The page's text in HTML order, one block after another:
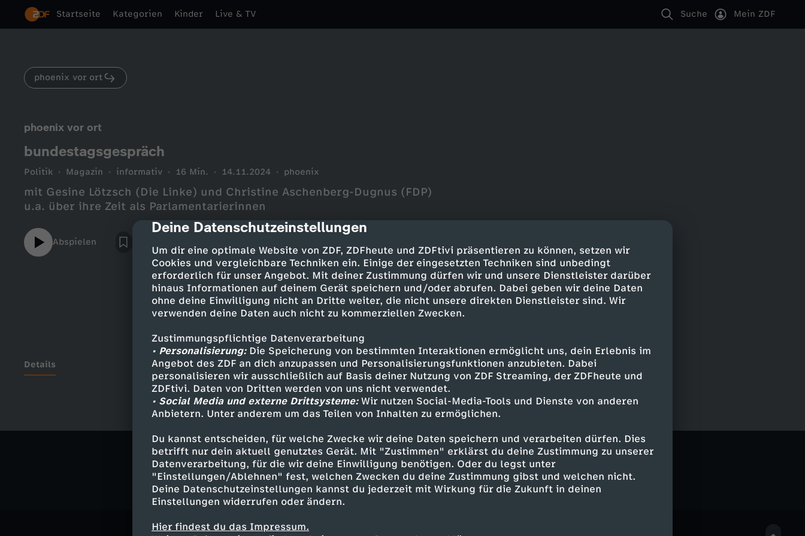
cmp-dialog-description
Deine Datenschutzeinstellungen
Um dir eine optimale Website von ZDF, ZDFheute und ZDFtivi präsentieren zu können, setzen wir
Cookies und vergleichbare Techniken ein. Einige der eingesetzten Techniken sind unbedingt
erforderlich für unser Angebot. Mit deiner Zustimmung dürfen wir und unsere Dienstleister darüber
hinaus Informationen auf deinem Gerät speichern und/oder abrufen. Dabei geben wir deine Daten
ohne deine Einwilligung nicht an Dritte weiter, die nicht unsere direkten Dienstleister sind. Wir
verwenden deine Daten auch nicht zu kommerziellen Zwecken.
Zustimmungspflichtige Datenverarbeitung
• Personalisierung:Die Speicherung von bestimmten Interaktionen ermöglicht uns, dein Erlebnis im
Angebot des ZDF an dich anzupassen und Personalisierungsfunktionen anzubieten. Dabei
personalisieren wir ausschließlich auf Basis deiner Nutzung von ZDF Streaming, der ZDFheute und
ZDFtivi. Daten von Dritten werden von uns nicht verwendet.
• Social Media und externe Drittsysteme:Wir nutzen Social-Media-Tools und Dienste von anderen
Anbietern. Unter anderem um das Teilen von Inhalten zu ermöglichen.
Du kannst entscheiden, für welche Zwecke wir deine Daten speichern und verarbeiten dürfen. Dies
betrifft nur dein aktuell genutztes Gerät. Mit "Zustimmen" erklärst du deine Zustimmung zu unserer
Datenverarbeitung, für die wir deine Einwilligung benötigen. Oder du legst unter
"Einstellungen/Ablehnen" fest, welchen Zwecken du deine Zustimmung gibst und welchen nicht.
Deine Datenschutzeinstellungen kannst du jederzeit mit Wirkung für die Zukunft in deinen
Einstellungen widerrufen oder ändern.
Hier findest du das Impressum.
Startseite Kategorien Kinder Live & TV Suche Mein ZDF
phoenix vor ort
phoenix vor ort
bundestagsgespräch
Politik Magazin informativ 16 Min. 14.11.2024 phoenix
mit Gesine Lötzsch (Die Linke) und Christine Aschenberg-Dugnus (FDP)
u.a. über ihre Zeit als Parlamentarierinnen
Abspielen
Details
Ähnliche Inhalte entdecken
Politik Magazin informativ phoenix vor ort